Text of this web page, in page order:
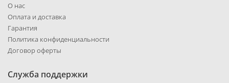
О нас
Оплата и доставка
Гарантия
Политика конфиденциальности
Договор оферты
Служба поддержки